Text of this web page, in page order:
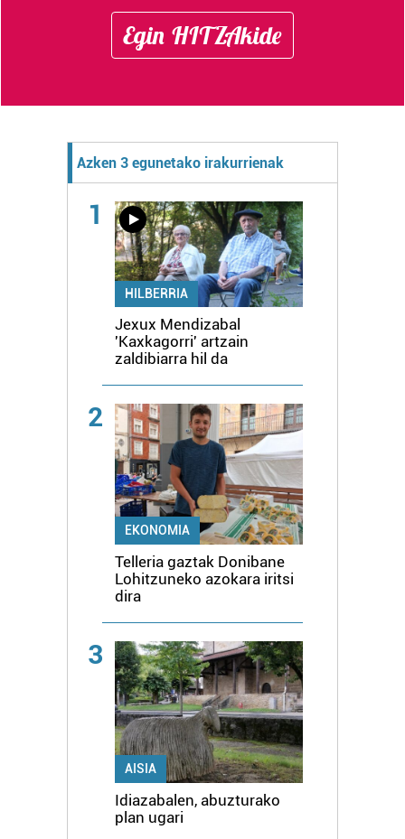
Egin HITZAkide
Azken 3 egunetako irakurrienak
1
HILBERRIA
Jexux Mendizabal
'Kaxkagorri' artzain
zaldibiarra hil da
2
EKONOMIA
Telleria gaztak Donibane
Lohitzuneko azokara iritsi
dira
3
AISIA
Idiazabalen, abuzturako
plan ugari